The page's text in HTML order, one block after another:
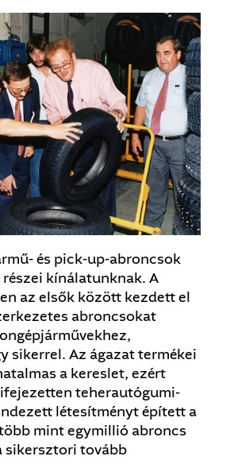
és pick-up-abroncsok
kínálatunknak. A
az elsők között kezdett el
abroncsokat
sikerrel. Az ágazat termékei
a kereslet, ezért
teherautógumi-
létesítményt épített a
mint egymillió abroncs
sikersztori tovább